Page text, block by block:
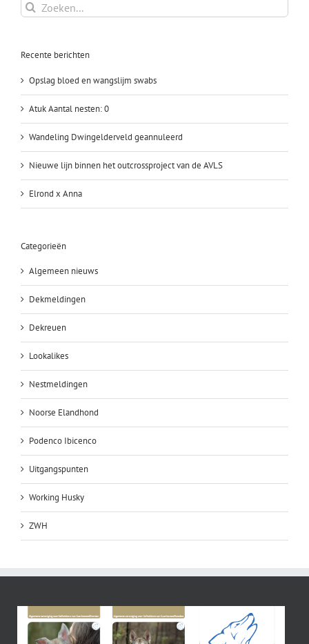
Zoeken
naar:
Recente berichten
Opslag bloed en wangslijm swabs
Atuk Aantal nesten: 0
Wandeling Dwingelderveld geannuleerd
Nieuwe lijn binnen het outcrossproject van de AVLS
Elrond x Anna
Categorieën
Algemeen nieuws
Dekmeldingen
Dekreuen
Lookalikes
Nestmeldingen
Noorse Elandhond
Podenco Ibicenco
Uitgangspunten
Working Husky
ZWH